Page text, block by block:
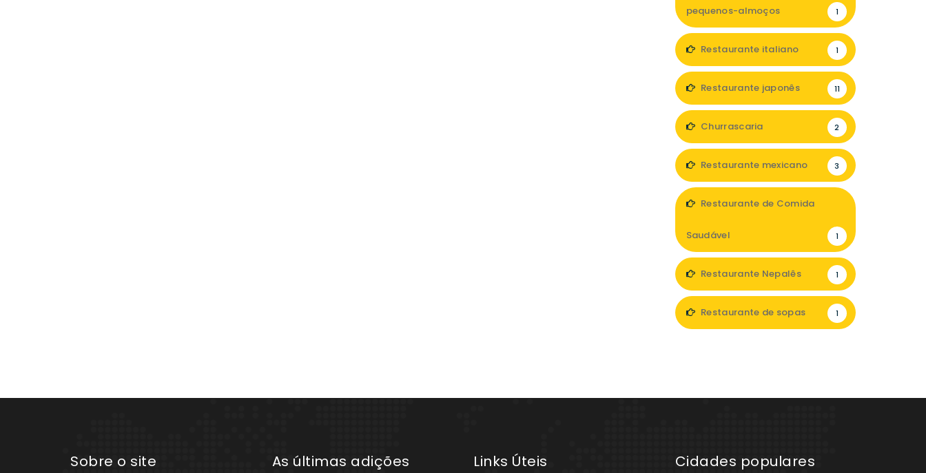
pequenos-almoços 1
Restaurante italiano 1
Restaurante japonês 11
Churrascaria 2
Restaurante mexicano 3
Restaurante de Comida
Saudável 1
Restaurante Nepalês 1
Restaurante de sopas 1
Sobre o site As últimas adições Links Úteis Cidades populares